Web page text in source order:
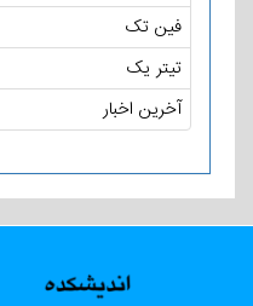
فین تک
تیتر یک
آخرین اخبار